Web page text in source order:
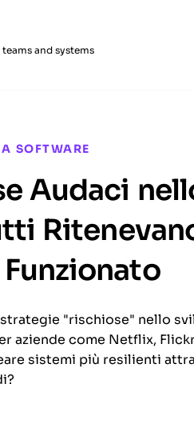
teams and systems
SOFTWARE
Audaci
"rischiose" nello
aziende come Netflix,
sistemi più resilienti